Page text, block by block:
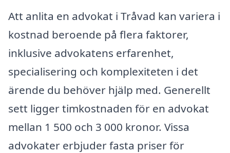
Att anlita en advokat i Tråvad kan variera i
kostnad beroende på flera faktorer,
inklusive advokatens erfarenhet,
specialisering och komplexiteten i det
ärende du behöver hjälp med. Generellt
sett ligger timkostnaden för en advokat
mellan 1 500 och 3 000 kronor. Vissa
advokater erbjuder fasta priser för